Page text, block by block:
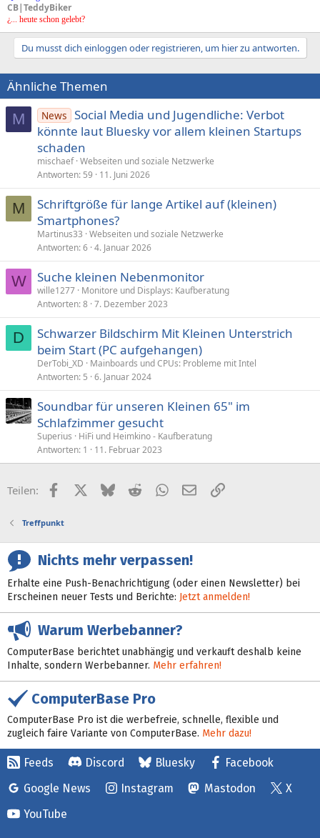
CB|TeddyBiker
¿... heute schon gelebt?
Du musst dich einloggen oder registrieren, um hier zu antworten.
Ähnliche Themen
M News Social Media und Jugendliche: Verbot
könnte laut Bluesky vor allem kleinen Startups
schaden
mischaef Webseiten und soziale Netzwerke
Antworten 59 11. Juni 2026
M
Schriftgröße für lange Artikel auf (kleinen)
Smartphones?
Martinus33 Webseiten und soziale Netzwerke
Antworten 6 4. Januar 2026
W Suche kleinen Nebenmonitor
wille1277 Monitore und Displays: Kaufberatung
Antworten 8 7. Dezember 2023
D
Schwarzer Bildschirm Mit Kleinen Unterstrich
beim Start (PC aufgehangen)
DerTobi_XD
Mainboards und CPUs: Probleme mit Intel
Antworten 5 6. Januar 2024
Soundbar für unseren Kleinen 65" im
Schlafzimmer gesucht
Superius
HiFi und Heimkino - Kaufberatung
Antworten 1 11. Februar 2023
Teilen: FacebookX (Twitter)
BlueskyRedditWhatsApp
E-MailLink
Treffpunkt
Nichts mehr verpassen!
Erhalte eine Push-Benachrichtigung (oder einen Newsletter) bei
Erscheinen neuer Tests und Berichte: Jetzt anmelden!
Warum Werbebanner?
ComputerBase berichtet unabhängig und verkauft deshalb keine
Inhalte, sondern Werbebanner. Mehr erfahren!
ComputerBase Pro
ComputerBase Pro ist die werbefreie, schnelle, flexible und
zugleich faire Variante von ComputerBase. Mehr dazu!
Feeds Discord Bluesky
Facebook
Google News
Instagram Mastodon
X
YouTube